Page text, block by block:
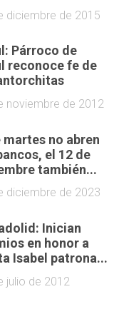
diciembre de 2015
Párroco de
reconoce fe de
noviembre de 2012
martes no abren
el 12 de
también...
diciembre de 2023
Inician
en honor a
Isabel patrona...
julio de 2012